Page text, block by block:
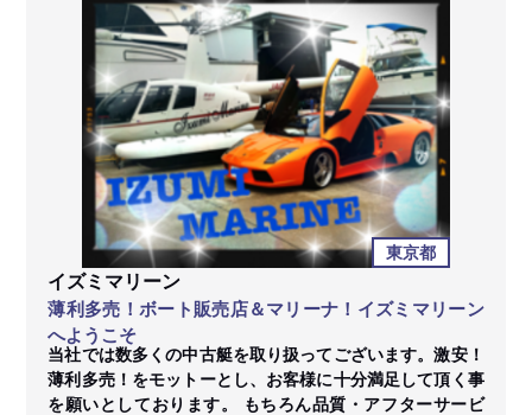
東京都
イズミマリーン
薄利多売！ボート販売店＆マリーナ！イズミマリーン
へようこそ
当社では数多くの中古艇を取り扱ってございます。激安！
薄利多売！をモットーとし、お客様に十分満足して頂く事
を願いとしております。 もちろん品質・アフターサービ